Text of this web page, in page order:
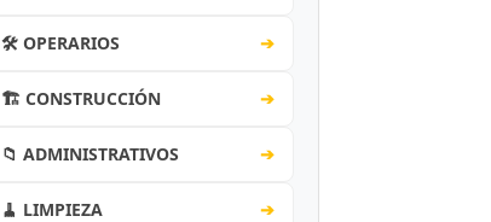
🛠️ OPERARIOS ➔
🏗️ CONSTRUCCIÓN ➔
📁 ADMINISTRATIVOS ➔
🧹 LIMPIEZA ➔